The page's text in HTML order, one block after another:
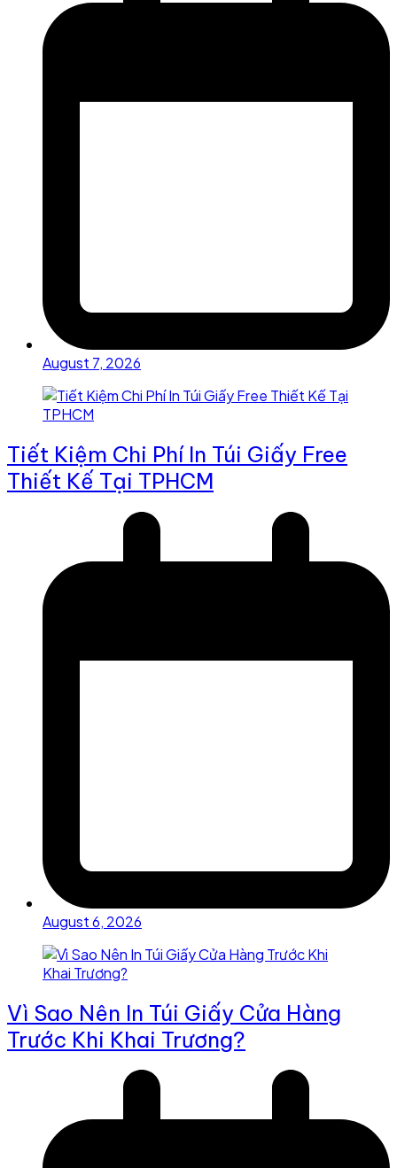
August 7, 2026
Tiết Kiệm Chi Phí In Túi Giấy Free
Thiết Kế Tại TPHCM
August 6, 2026
Vì Sao Nên In Túi Giấy Cửa Hàng
Trước Khi Khai Trương?